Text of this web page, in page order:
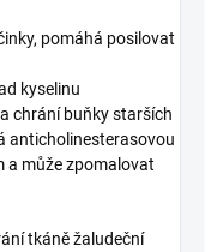
pomáhá posilovat
kyselinu
chrání buňky starších
anticholinesterasovou
a může zpomalovat
tkáně žaludeční